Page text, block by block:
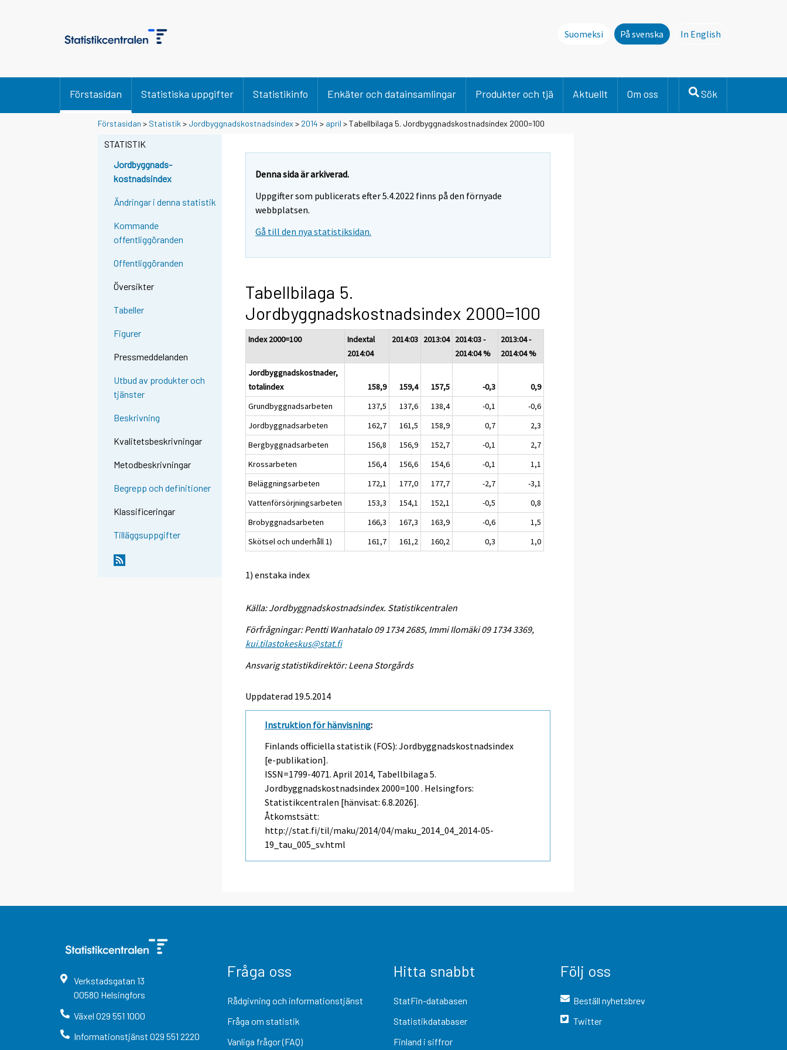
Suomeksi På svenska
In English
Förstasidan Statistiska uppgifter Statistikinfo Enkäter och datainsamlingar Produkter och tjä Aktuellt Om oss Sök
Förstasidan > Statistik > Jordbyggnadskostnadsindex > 2014 > april > Tabellbilaga 5. Jordbyggnadskostnadsindex 2000=100
STATISTIK
Jordbyggnads-
kostnadsindex
Ändringar i denna statistik
Kommande
offentliggöranden
Offentliggöranden
Översikter
Tabeller
Figurer
Pressmeddelanden
Utbud av produkter och
tjänster
Beskrivning
Kvalitetsbeskrivningar
Metodbeskrivningar
Begrepp och definitioner
Klassificeringar
Tilläggsuppgifter
Denna sida är arkiverad.
Uppgifter som publicerats efter 5.4.2022 finns på den förnyade
webbplatsen.
Gå till den nya statistiksidan.
Tabellbilaga 5.
Jordbyggnadskostnadsindex 2000=100
Index 2000=100
Indextal
2014:04
2014:03 2013:04 2014:03 -
2014:04 %
2013:04 -
2014:04 %
Jordbyggnadskostnader,
totalindex
158,9 159,4 157,5 -0,3
0,9
Grundbyggnadsarbeten
137,5 137,6 138,4 -0,1
-0,6
Jordbyggnadsarbeten
162,7 161,5 158,9 0,7
2,3
Bergbyggnadsarbeten
156,8 156,9 152,7 -0,1
2,7
Krossarbeten
156,4 156,6 154,6 -0,1
1,1
Beläggningsarbeten
172,1 177,0 177,7 -2,7
-3,1
Vattenförsörjningsarbeten
153,3 154,1 152,1 -0,5
0,8
Brobyggnadsarbeten
166,3 167,3 163,9 -0,6
1,5
Skötsel och underhåll 1)
161,7 161,2 160,2 0,3 1,0
1) enstaka index
Källa: Jordbyggnadskostnadsindex. Statistikcentralen
Förfrågningar: Pentti Wanhatalo 09 1734 2685, Immi Ilomäki 09 1734 3369,
kui.tilastokeskus@stat.fi
Ansvarig statistikdirektör: Leena Storgårds
Uppdaterad 19.5.2014
Instruktion för hänvisning:
Finlands officiella statistik (FOS): Jordbyggnadskostnadsindex
[e-publikation].
ISSN=1799-4071.April 2014, Tabellbilaga 5.
Jordbyggnadskostnadsindex 2000=100 . Helsingfors:
Statistikcentralen [hänvisat: 6.8.2026].
Åtkomstsätt:
http://stat.fi/til/maku/2014/04/maku_2014_04_2014-05-
19_tau_005_sv.html
Verkstadsgatan 13
00580 Helsingfors
Växel 029 551 1000
Informationstjänst 029 551 2220
Fråga oss
Rådgivning och informationstjänst
Fråga om statistik
Vanliga frågor (FAQ)
Hitta snabbt
StatFin-databasen
Statistikdatabaser
Finland i siffror
Följ oss
Beställ nyhetsbrev
Twitter